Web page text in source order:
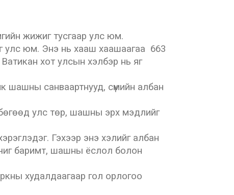
жижиг тусгаар улс юм.
улс юм. Энэ нь хааш хаашаагаа 663
хот улсын хэлбэр нь яг
шашны санваартнууд, сүмийн албан
улс төр, шашны эрх мэдлийг
Гэхээр энэ хэлийг албан
баримт, шашны ёслол болон
худалдаагаар гол орлогоо